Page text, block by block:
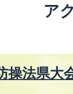
ア
操法県大